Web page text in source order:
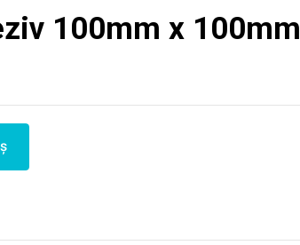
100mm x 100mm